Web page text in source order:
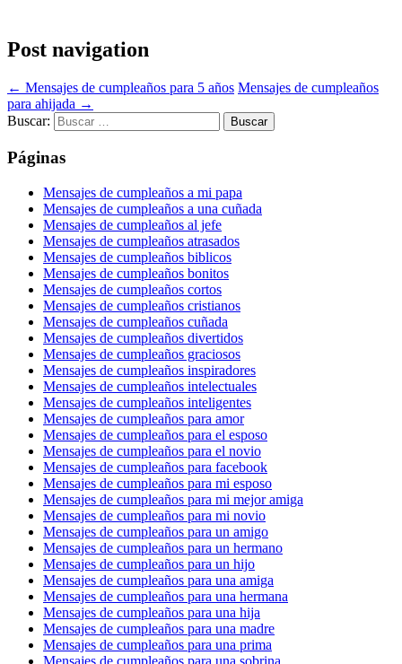
Post navigation
← Mensajes de cumpleaños para 5 años Mensajes de cumpleaños
para ahijada →
Buscar:
Páginas
Mensajes de cumpleaños a mi papa
Mensajes de cumpleaños a una cuñada
Mensajes de cumpleaños al jefe
Mensajes de cumpleaños atrasados
Mensajes de cumpleaños biblicos
Mensajes de cumpleaños bonitos
Mensajes de cumpleaños cortos
Mensajes de cumpleaños cristianos
Mensajes de cumpleaños cuñada
Mensajes de cumpleaños divertidos
Mensajes de cumpleaños graciosos
Mensajes de cumpleaños inspiradores
Mensajes de cumpleaños intelectuales
Mensajes de cumpleaños inteligentes
Mensajes de cumpleaños para amor
Mensajes de cumpleaños para el esposo
Mensajes de cumpleaños para el novio
Mensajes de cumpleaños para facebook
Mensajes de cumpleaños para mi esposo
Mensajes de cumpleaños para mi mejor amiga
Mensajes de cumpleaños para mi novio
Mensajes de cumpleaños para un amigo
Mensajes de cumpleaños para un hermano
Mensajes de cumpleaños para un hijo
Mensajes de cumpleaños para una amiga
Mensajes de cumpleaños para una hermana
Mensajes de cumpleaños para una hija
Mensajes de cumpleaños para una madre
Mensajes de cumpleaños para una prima
Mensajes de cumpleaños para una sobrina